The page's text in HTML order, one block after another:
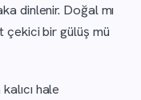
dinlenir. Doğal mı
bir gülüş mü
hale